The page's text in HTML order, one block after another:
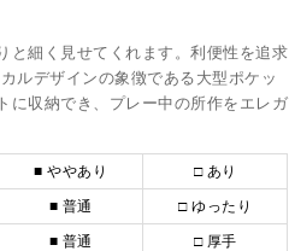
と細く見せてくれます。利便性を追求
ルデザインの象徴である大型ポケッ
に収納でき、プレー中の所作をエレガ
■ ややあり □ あり
■ 普通 □ ゆったり
■ 普通 □ 厚手